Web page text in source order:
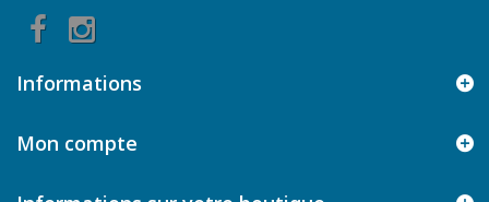
Informations
Mon compte